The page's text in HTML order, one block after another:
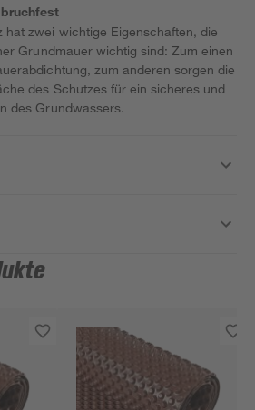
hat zwei wichtige Eigenschaften, die
Grundmauer wichtig sind: Zum einen
zum anderen sorgen die
des Schutzes für ein sicheres und
des Grundwassers.